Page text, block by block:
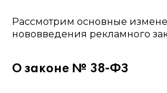
Рассмотрим основные
нововведения рекламного
О законе № 38-ФЗ